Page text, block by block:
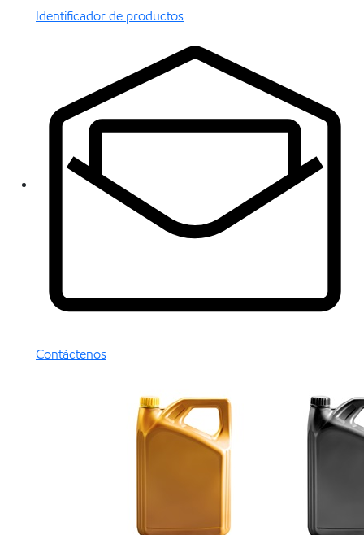
Identificador de productos
Contáctenos